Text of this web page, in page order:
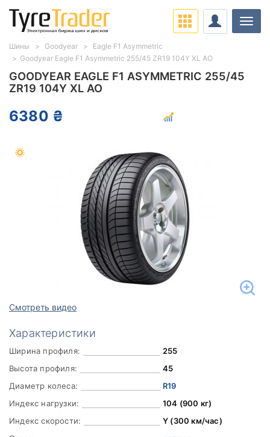
GOODYEAR EAGLE F1 ASYMMETRIC 255/45
ZR19 104Y XL AO
6380 ₴
Смотреть видео
Характеристики
Ширина профиля:
255
Высота профиля:
45
Диаметр колеса:
R19
Индекс нагрузки:
104 (900 кг)
Индекс скорости:
Y (300 км/час)
Шины Goodyear
Eagle F1 Asymmetric
Goodyear Eagle F1 Asymmetric 255/45 ZR19 104Y XL AO